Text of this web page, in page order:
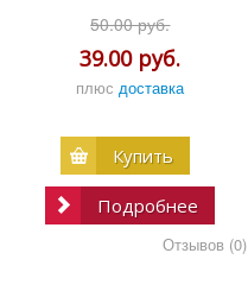
50.00 руб.
39.00 руб.
плюс доставка
Купить
Подробнее
Отзывов (0)